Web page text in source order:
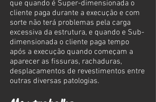
que quando é Super-dimensionada o
cliente paga durante a execução e com
sorte não terá problemas pela carga
excessiva da estrutura, e quando e Sub-
dimensionada o cliente paga tempo
após a execução quando começam a
aparecer as fissuras, rachaduras,
desplacamentos de revestimentos entre
outras diversas patologias.